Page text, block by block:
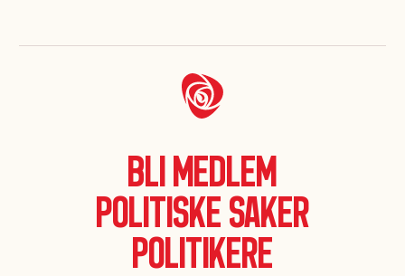
Bli medlem
Politiske saker
Politikere